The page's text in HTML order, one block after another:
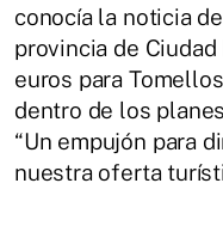
conocía la noticia
provincia de
euros para
dentro de los
“Un empujón para
nuestra oferta